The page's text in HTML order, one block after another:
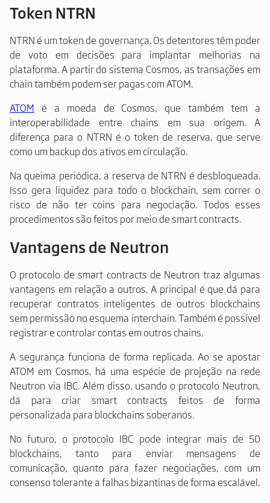
Token NTRN
NTRN é um token de governança. Os detentores têm poder
de voto em decisões para implantar melhorias na
plataforma. A partir do sistema Cosmos, as transações em
chain também podem ser pagas com ATOM.
ATOM é a moeda de Cosmos, que também tem a
interoperabilidade entre chains em sua origem. A
diferença para o NTRN é o token de reserva, que serve
como um backup dos ativos em circulação.
Na queima periódica, a reserva de NTRN é desbloqueada.
Isso gera liquidez para todo o blockchain, sem correr o
risco de não ter coins para negociação. Todos esses
procedimentos são feitos por meio de smart contracts.
Vantagens de Neutron
O protocolo de smart contracts de Neutron traz algumas
vantagens em relação a outros. A principal é que dá para
recuperar contratos inteligentes de outros blockchains
sem permissão no esquema interchain. Também é possível
registrar e controlar contas em outros chains.
A segurança funciona de forma replicada. Ao se apostar
ATOM em Cosmos, há uma espécie de projeção na rede
Neutron via IBC. Além disso, usando o protocolo Neutron,
dá para criar smart contracts feitos de forma
personalizada para blockchains soberanos.
No futuro, o protocolo IBC pode integrar mais de 50
blockchains, tanto para enviar mensagens de
comunicação, quanto para fazer negociações, com um
consenso tolerante a falhas bizantinas de forma escalável.